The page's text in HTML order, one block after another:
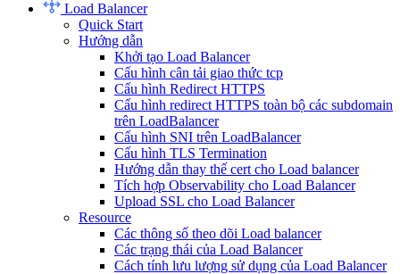
Load Balancer
Quick Start
Hướng dẫn
Khởi tạo Load Balancer
Cấu hình cân tải giao thức tcp
Cấu hình Redirect HTTPS
Cấu hình redirect HTTPS toàn bộ các subdomain
trên LoadBalancer
Cấu hình SNI trên LoadBalancer
Cấu hình TLS Termination
Hướng dẫn thay thế cert cho Load balancer
Tích hợp Observability cho Load Balancer
Upload SSL cho Load Balancer
Resource
Các thông số theo dõi Load balancer
Các trạng thái của Load Balancer
Cách tính lưu lượng sử dụng của Load Balancer